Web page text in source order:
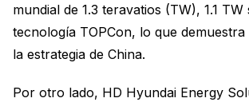
mundial de 1.3 teravatios (TW), 1.1
tecnología TOPCon, lo que demuestra
la estrategia de China.
Por otro lado, HD Hyundai Energy